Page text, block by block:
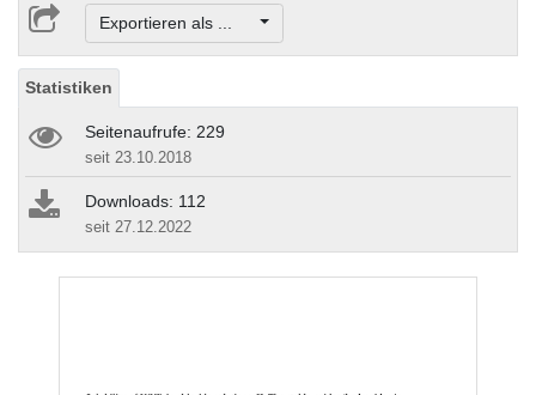
Exportieren als ...
Statistiken
Seitenaufrufe: 229
seit 23.10.2018
Downloads: 112
seit 27.12.2022